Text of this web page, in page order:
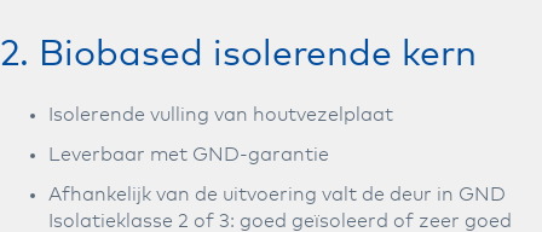
2. Biobased isolerende kern
Isolerende vulling van houtvezelplaat
Leverbaar met GND-garantie
Afhankelijk van de uitvoering valt de deur in GND
Isolatieklasse 2 of 3: goed geïsoleerd of zeer goed